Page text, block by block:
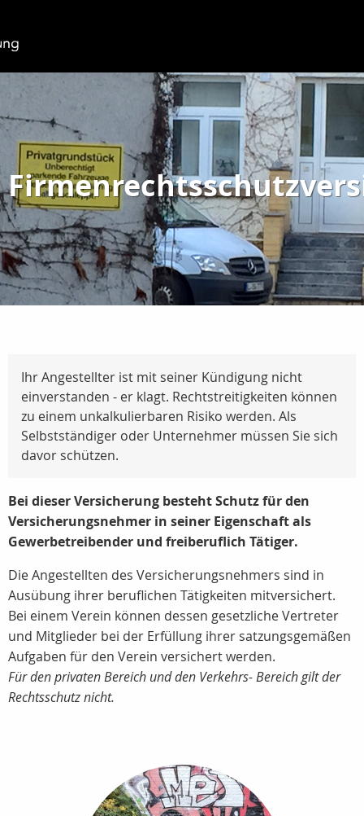
Ihr Angestellter ist mit seiner Kündigung nicht
einverstanden - er klagt. Rechtstreitigkeiten können
zu einem unkalkulierbaren Risiko werden. Als
Selbstständiger oder Unternehmer müssen Sie sich
davor schützen.
Bei dieser Versicherung besteht Schutz für den
Versicherungsnehmer in seiner Eigenschaft als
Gewerbetreibender und freiberuflich Tätiger.
Die Angestellten des Versicherungsnehmers sind in
Ausübung ihrer beruflichen Tätigkeiten mitversichert.
Bei einem Verein können dessen gesetzliche Vertreter
und Mitglieder bei der Erfüllung ihrer satzungsgemäßen
Aufgaben für den Verein versichert werden.
Für den privaten Bereich und den Verkehrs- Bereich gilt der
Rechtsschutz nicht.